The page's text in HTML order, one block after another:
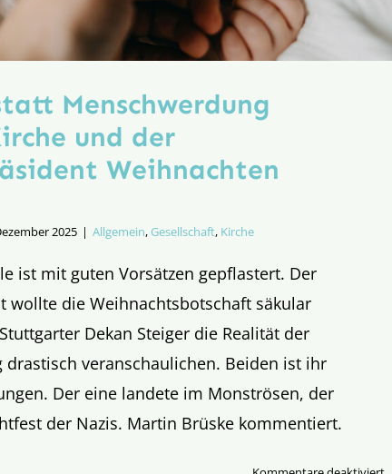
Menschwerdung
und der
Weihnachten
2025 | Allgemein,Gesellschaft, Kirche
ist mit guten Vorsätzen gepflastert. Der
wollte die Weihnachtsbotschaft säkular
Dekan Steiger die Realität der
drastisch veranschaulichen. Beiden ist ihr
Der eine landete im Monströsen, der
der Nazis. Martin Brüske kommentiert.